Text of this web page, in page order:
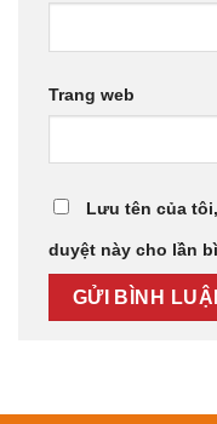
Trang web
Lưu tên của
duyệt này cho lần